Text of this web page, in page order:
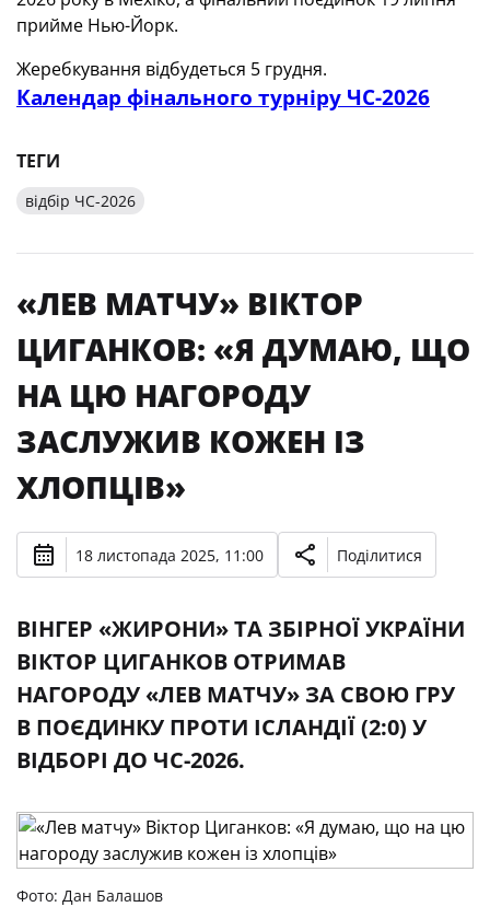
прийме Нью-Йорк.
Жеребкування відбудеться 5 грудня.
Календар фінального турніру ЧС-2026
ТЕГИ
відбір ЧС-2026
«ЛЕВ МАТЧУ» ВІКТОР
ЦИГАНКОВ: «Я ДУМАЮ, ЩО
НА ЦЮ НАГОРОДУ
ЗАСЛУЖИВ КОЖЕН ІЗ
ХЛОПЦІВ»
18 листопада 2025, 11:00 Поділитися
ВІНГЕР «ЖИРОНИ» ТА ЗБІРНОЇ УКРАЇНИ
ВІКТОР ЦИГАНКОВ ОТРИМАВ
НАГОРОДУ «ЛЕВ МАТЧУ» ЗА СВОЮ ГРУ
В ПОЄДИНКУ ПРОТИ ІСЛАНДІЇ (2:0) У
ВІДБОРІ ДО ЧС-2026.
Фото: Дан Балашов